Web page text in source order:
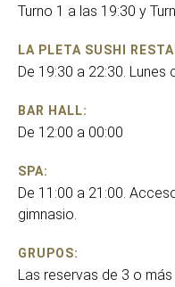
Turno 1 a las 19:30 y
LA PLETA SUSHI
De 19:30 a 22:30. Lunes
BAR HALL:
De 12:00 a 00:00
SPA:
De 11:00 a 21:00.
gimnasio.
GRUPOS:
Las reservas de 3 o